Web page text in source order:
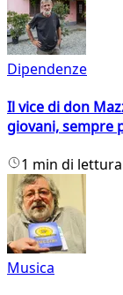
Dipendenze
Il vice di don
giovani, sempre
1 min di lettura
Musica